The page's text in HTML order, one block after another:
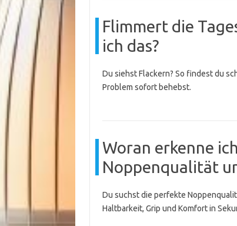
Flimmert die
ich das?
Du siehst Flackern? So findest du
Problem sofort behebst.
Woran erkenne
Noppenqualität
Du suchst die perfekte
Haltbarkeit, Grip und Komfort in